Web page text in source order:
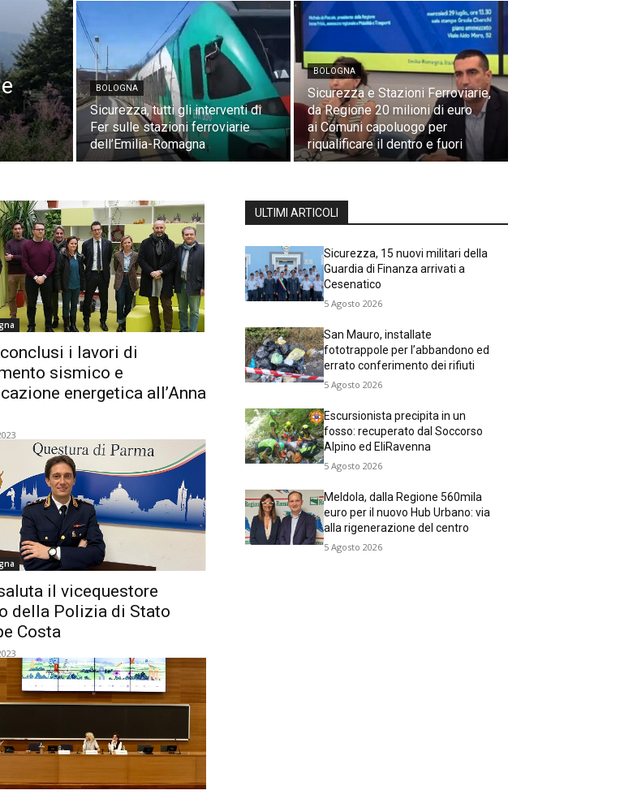
BOLOGNA
Sicurezza, tutti gli interventi di
Fer sulle stazioni ferroviarie
dell’Emilia-Romagna
BOLOGNA
Sicurezza e Stazioni Ferroviarie,
da Regione 20 milioni di euro
ai Comuni capoluogo per
riqualificare il dentro e fuori
i lavori di
sismico e
energetica all’Anna
il vicequestore
della Polizia di Stato
Costa
ULTIMI ARTICOLI
Sicurezza, 15 nuovi militari della
Guardia di Finanza arrivati a
Cesenatico
5 Agosto 2026
San Mauro, installate
fototrappole per l’abbandono ed
errato conferimento dei rifiuti
5 Agosto 2026
Escursionista precipita in un
fosso: recuperato dal Soccorso
Alpino ed EliRavenna
5 Agosto 2026
Meldola, dalla Regione 560mila
euro per il nuovo Hub Urbano: via
alla rigenerazione del centro
5 Agosto 2026